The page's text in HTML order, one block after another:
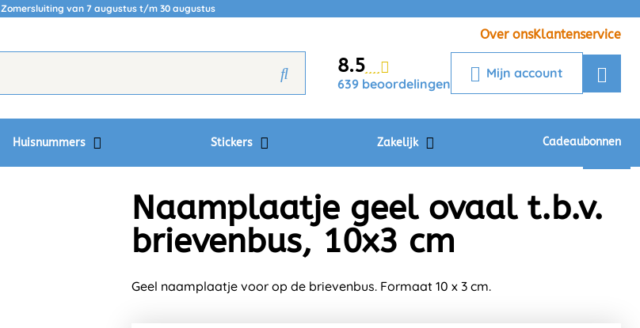
Zomersluiting van 7 augustus t/m 30 augustus
Over onsKlantenservice
8.5
639 beoordelingen
Mijn account
Huisnummers Stickers Zakelijk Cadeaubonnen
Krijg een antwoord op uw vraag
Chatbot
Chat 24/7 met onze chatbot voor
Contact
Naamplaatje geel ovaal t.b.v.
brievenbus, 10x3 cm
Geel naamplaatje voor op de brievenbus. Formaat 10 x 3 cm.